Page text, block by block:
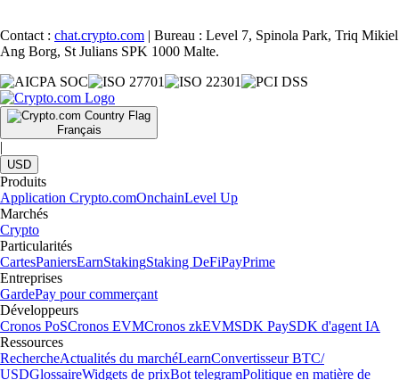
Contact : chat.crypto.com | Bureau : Level 7, Spinola Park, Triq Mikiel
Ang Borg, St Julians SPK 1000 Malte.
Français
|
USD
Produits
Application Crypto.comOnchainLevel Up
Marchés
Crypto
Particularités
CartesPaniersEarnStakingStaking DeFiPayPrime
Entreprises
GardePay pour commerçant
Développeurs
Cronos PoSCronos EVMCronos zkEVMSDK PaySDK d'agent IA
Ressources
RechercheActualités du marchéLearnConvertisseur BTC/
USDGlossaireWidgets de prixBot telegramPolitique en matière de